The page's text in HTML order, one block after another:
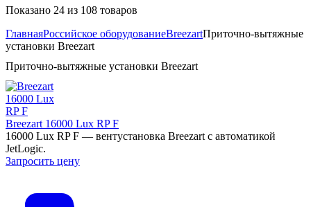
Показано 24 из 108 товаров
ГлавнаяРоссийское оборудованиеBreezartПриточно-вытяжные
установки Breezart
Приточно-вытяжные установки Breezart
Breezart 16000 Lux RP F
16000 Lux RP F — вентустановка Breezart с автоматикой
JetLogic.
Запросить цену